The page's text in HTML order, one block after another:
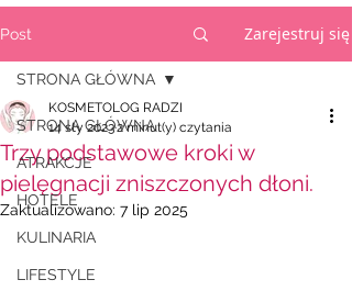
Post Zarejestruj się
STRONA GŁÓWNA
ATRAKCJE
HOTELE
KULINARIA
LIFESTYLE
STRONA GŁÓWNA
Trzy podstawowe kroki w
pielęgnacji zniszczonych dłoni.
KOSMETOLOG RADZI
14 sty 20232 minut(y) czytania
Zaktualizowano: 7 lip 2025